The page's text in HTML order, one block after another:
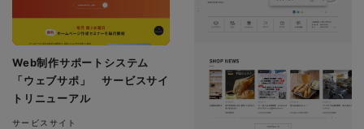
Web制作サポートシステム
「ウェブサポ」 サービスサイ
トリニューアル
サービスサイト